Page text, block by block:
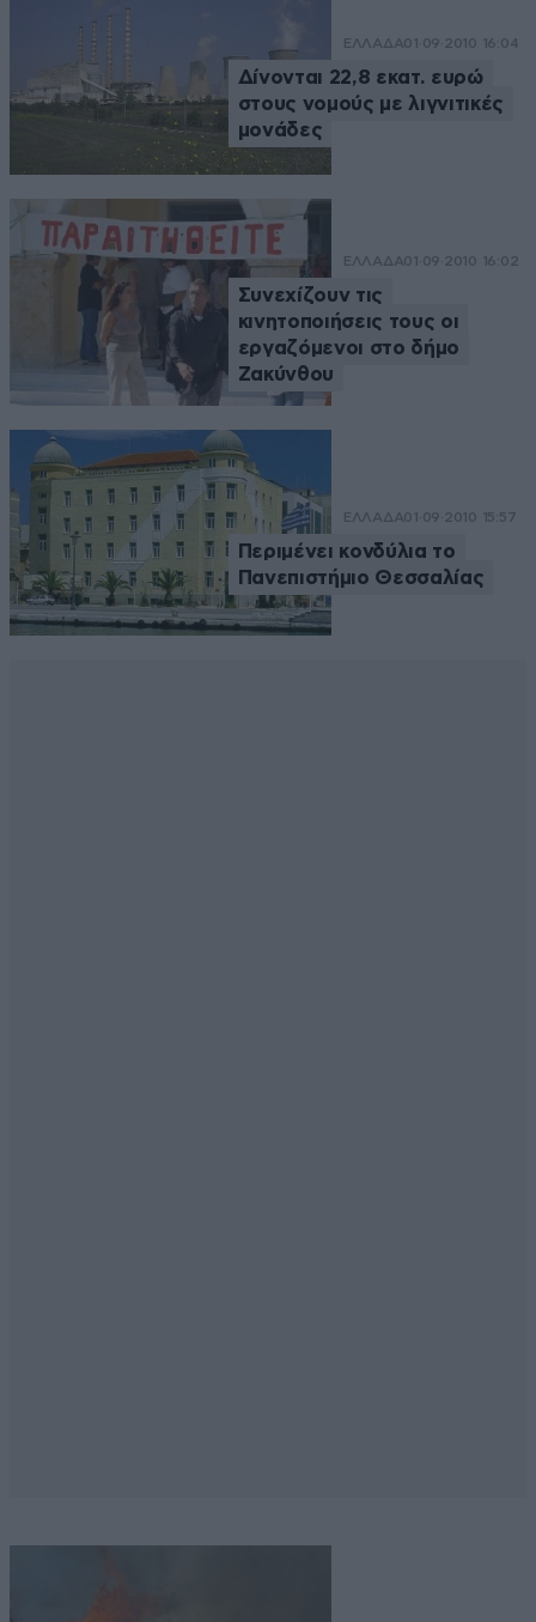
ΕΛΛΑΔΑ01·09·2010 16:04
Δίνονται 22,8 εκατ. ευρώ
στους νομούς με λιγνιτικές
μονάδες
ΕΛΛΑΔΑ01·09·2010 16:02
Συνεχίζουν τις
κινητοποιήσεις τους οι
εργαζόμενοι στο δήμο
Ζακύνθου
ΕΛΛΑΔΑ01·09·2010 15:57
Περιμένει κονδύλια το
Πανεπιστήμιο Θεσσαλίας